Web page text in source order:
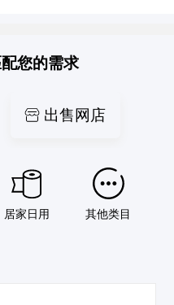
您的需求
出售网店
居家日用 其他类目